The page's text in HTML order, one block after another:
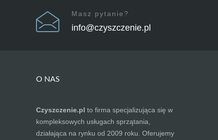
Masz pytanie?
info@czyszczenie.pl
O NAS
Czyszczenie.pl to firma specjalizująca się w
kompleksowych usługach sprzątania,
działająca na rynku od 2009 roku. Oferujemy